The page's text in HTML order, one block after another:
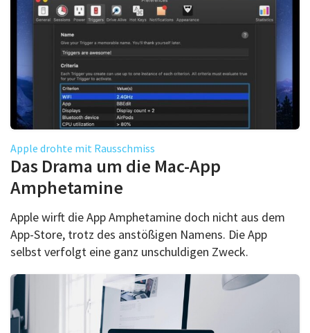
Apple drohte mit Rausschmiss
Das Drama um die Mac-App
Amphetamine
Apple wirft die App Amphetamine doch nicht aus dem
App-Store, trotz des anstößigen Namens. Die App
selbst verfolgt eine ganz unschuldigen Zweck.